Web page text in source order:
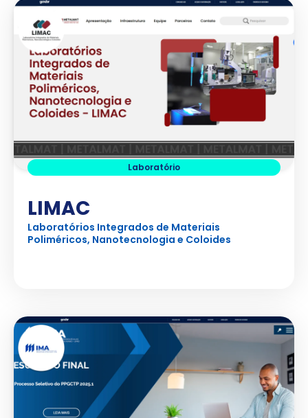
Laboratório
LIMAC
Laboratórios Integrados de Materiais
Poliméricos, Nanotecnologia e Coloides